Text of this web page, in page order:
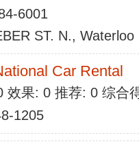
6001
ST. N., Waterloo
Car Rental
效果: 0 推荐: 0 综合
1205